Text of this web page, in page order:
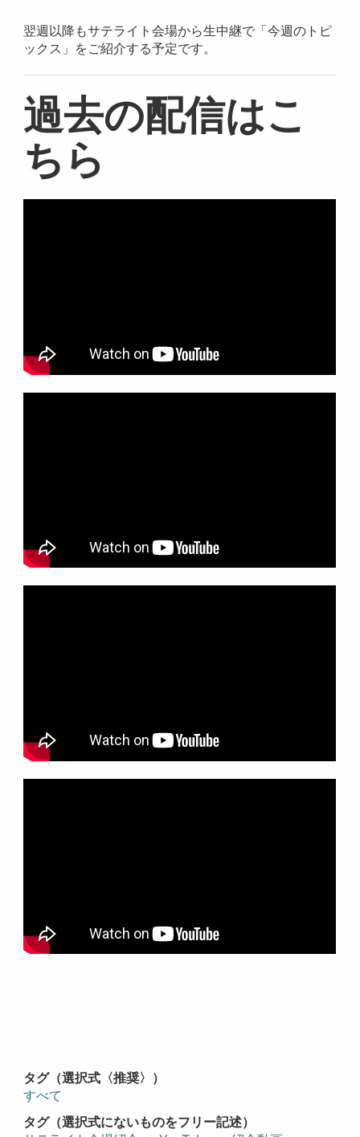
翌週以降もサテライト会場から生中継で「今週のトピ
ックス」をご紹介する予定です。
過去の配信はこ
ちら
タグ（選択式〈推奨〉）
すべて
タグ（選択式にないものをフリー記述）